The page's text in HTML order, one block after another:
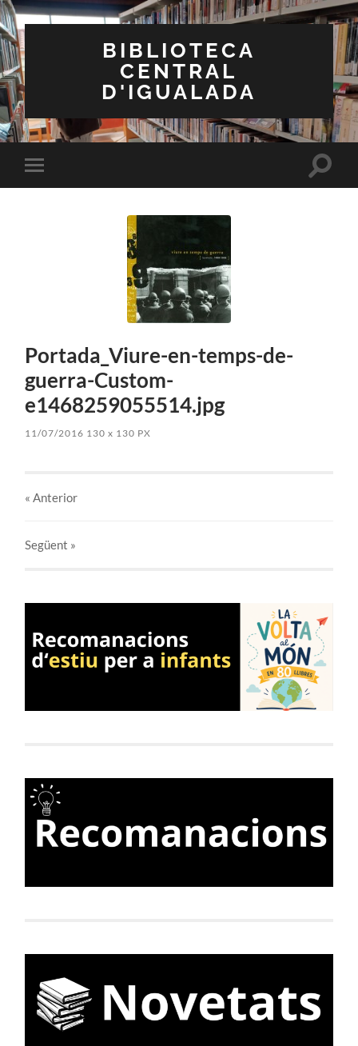
BIBLIOTECA
CENTRAL
D'IGUALADA
Toggle
mobile
Toggle
Portada_Viure-en-temps-de-
guerra-Custom-
e1468259055514.jpg
11/07/2016 130x 130 PX
« Anterior
Següent »